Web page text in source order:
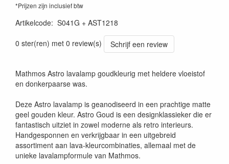
*Prijzen zijn inclusief btw
Artikelcode: S041G + AST1218
0 ster(ren) met 0 review(s)
Schrijf een review
Mathmos Astro lavalamp goudkleurig met heldere vloeistof
en donkerpaarse was.
Deze Astro lavalamp is geanodiseerd in een prachtige matte
geel gouden kleur. Astro Goud is een designklassieker die er
fantastisch uitziet in zowel moderne als retro interieurs.
Handgesponnen en verkrijgbaar in een uitgebreid
assortiment aan lava-kleurcombinaties, allemaal met de
unieke lavalampformule van Mathmos.